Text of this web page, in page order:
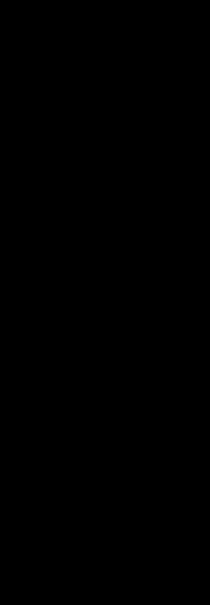
n. 229 dell’8
autorizzare o
cookie di
In caso di cookie
controllo diretto
controllarli (non
cancellarli). Puoi
attraverso le
istruzioni riportate
sezione “Gestione
L’Utente è
terza parte
COOKIE
l’elenco dei cookie
Strettamente